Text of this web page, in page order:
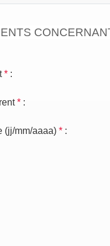
* :
* :
(jj/mm/aaaa) * :